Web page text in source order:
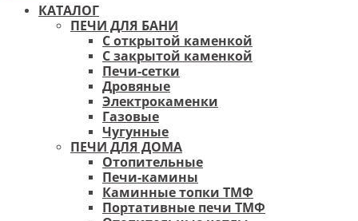
КАТАЛОГ
ПЕЧИ ДЛЯ БАНИ
С открытой каменкой
С закрытой каменкой
Печи-сетки
Дровяные
Электрокаменки
Газовые
Чугунные
ПЕЧИ ДЛЯ ДОМА
Отопительные
Печи-камины
Каминные топки ТМФ
Портативные печи ТМФ